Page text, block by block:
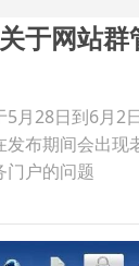
于网站群
月28日到6月2
布期间会出现
门户的问题